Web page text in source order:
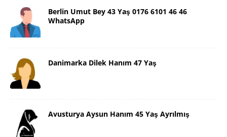
Berlin Umut Bey 43 Yaş 0176 6101 46 46
WhatsApp
Danimarka Dilek Hanım 47 Yaş
Avusturya Aysun Hanım 45 Yaş Ayrılmış